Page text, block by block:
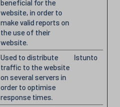
beneficial for the
website, in order to
make valid reports on
the use of their
website.
Used to distribute
traffic to the website
on several servers in
order to optimise
response times.
Istunto